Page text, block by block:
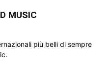
MUSIC
più belli di sempre